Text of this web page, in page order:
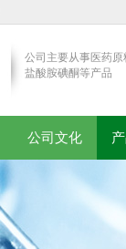
公司主要从事医药
盐酸胺碘酮等产品
公司文化